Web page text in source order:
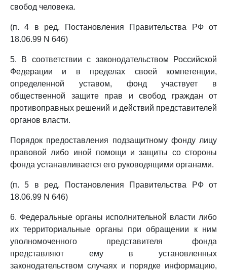
свобод человека.
(п. 4 в ред. Постановления Правительства РФ от
18.06.99 N 646)
5. В соответствии с законодательством Российской
Федерации и в пределах своей компетенции,
определенной уставом, фонд участвует в
общественной защите прав и свобод граждан от
противоправных решений и действий представителей
органов власти.
Порядок предоставления подзащитному фонду лицу
правовой либо иной помощи и защиты со стороны
фонда устанавливается его руководящими органами.
(п. 5 в ред. Постановления Правительства РФ от
18.06.99 N 646)
6. Федеральные органы исполнительной власти либо
их территориальные органы при обращении к ним
уполномоченного представителя фонда
представляют ему в установленных
законодательством случаях и порядке информацию,